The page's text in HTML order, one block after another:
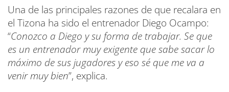
Una de las principales razones de que recalara en
el Tizona ha sido el entrenador Diego Ocampo:
“Conozco a Diego y su forma de trabajar. Se que
es un entrenador muy exigente que sabe sacar lo
máximo de sus jugadores y eso sé que me va a
venir muy bien”, explica.